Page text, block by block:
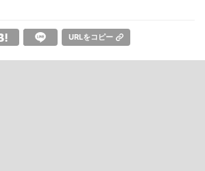
URLをコピー